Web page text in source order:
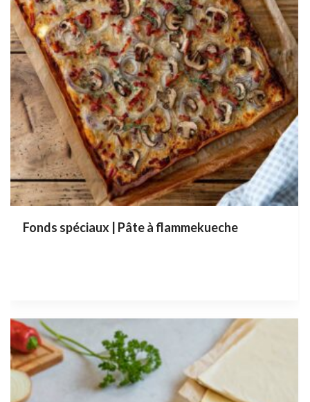
Fonds spéciaux | Pâte à flammekueche